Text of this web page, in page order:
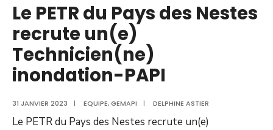
Le PETR du Pays des Nestes
recrute un(e)
Technicien(ne)
inondation-PAPI
31 JANVIER 2023 | EQUIPE,GEMAPI | DELPHINE ASTIER
Le PETR du Pays des Nestes recrute un(e)